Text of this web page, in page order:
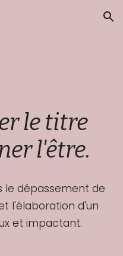
Skip to navigation
le titre
l'être.
le dépassement de
l'élaboration d'un
et impactant.